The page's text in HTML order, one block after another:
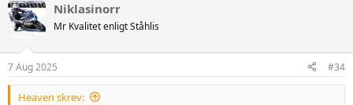
k
t
i
e
r
Niklasinorr
Mr Kvalitet enligt Ståhlis
7 Aug 2025 #34
Heaven skrev: